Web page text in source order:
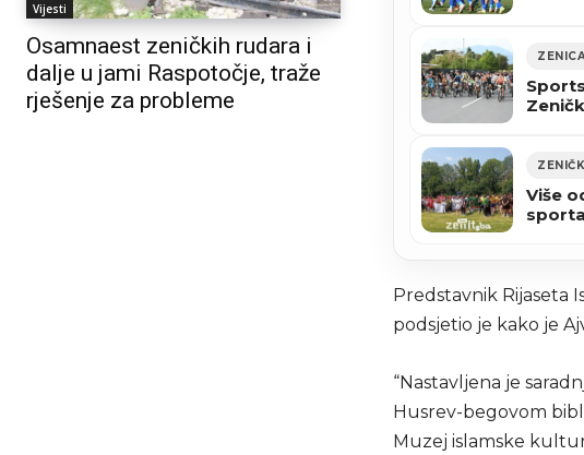
Vijesti
Osamnaest zeničkih rudara i
dalje u jami Raspotočje, traže
rješenje za probleme
Više
Predstavnik Rijaseta
podsjetio je kako je
“Nastavljena je
Husrev-begovom
Muzej islamske